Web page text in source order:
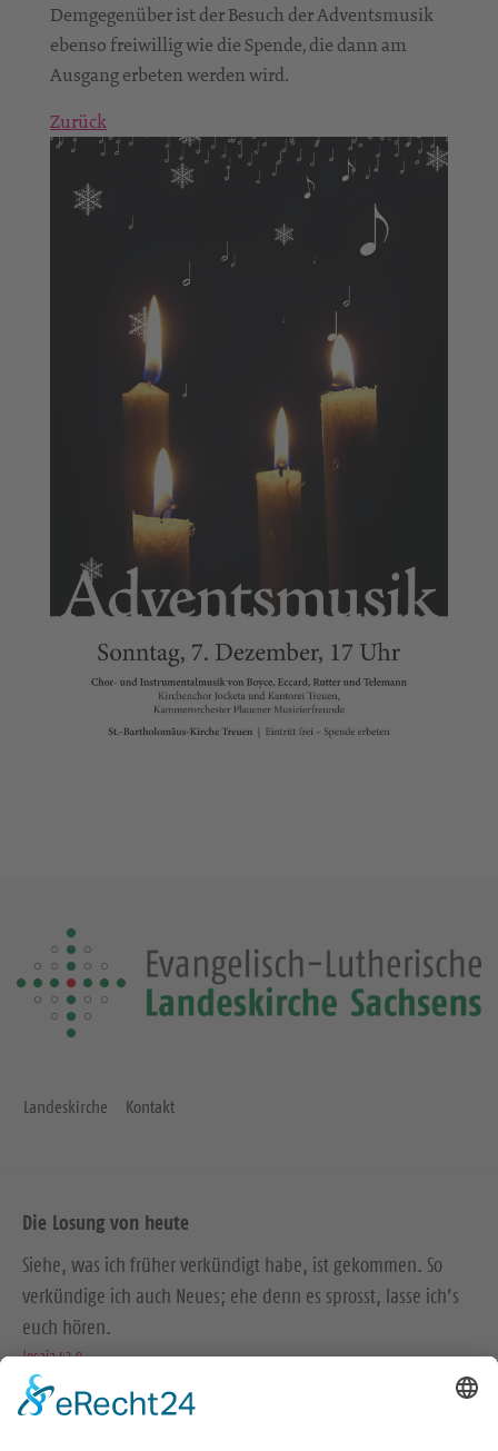
Demgegenüber ist der Besuch der Adventsmusik
ebenso freiwillig wie die Spende, die dann am
Ausgang erbeten werden wird.
Zurück
Landeskirche Kontakt
Die Losung von heute
Siehe, was ich früher verkündigt habe, ist gekommen. So
verkündige ich auch Neues; ehe denn es sprosst, lasse ich’s
euch hören.
Jesaja 42,9
Der Menschensohn ist’s, der den guten Samen sät. Der Acker